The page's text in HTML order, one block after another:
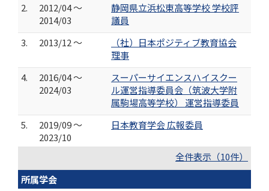
2.
2012/04 ～
2014/03
静岡県立浜松東高等学校 学校評
議員
3.
2013/12 ～
（社）日本ポジティブ教育協会
理事
4.
2016/04 ～
2024/03
スーパーサイエンスハイスクー
ル運営指導委員会（筑波大学附
属駒場高等学校） 運営指導委員
5.
2019/09 ～
2023/10
日本教育学会 広報委員
全件表示（10件）
所属学会